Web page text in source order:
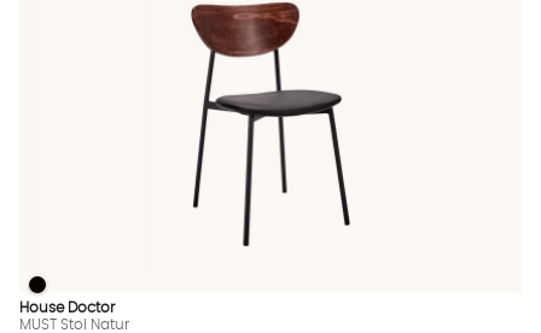
MUST Stol Natur Finns även i dessa färger:
MUST Stol Natur
House Doctor
MUST Stol Natur